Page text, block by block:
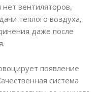
нет вентиляторов,
теплого воздуха,
даже после
появление
система